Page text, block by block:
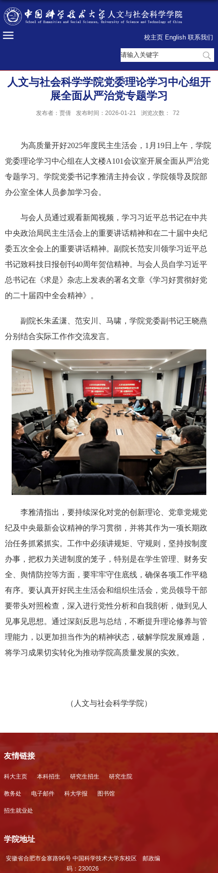
校主页 English 联系我们
人文与社会科学学院党委理论学习中心组开
展全面从严治党专题学习
发布者：贾倩 发布时间：2026-01-21 浏览次数： 72
为高质量开好2025年度民主生活会，1月19日上午，学院
党委理论学习中心组在人文楼A101会议室开展全面从严治党
专题学习。学院党委书记李雅清主持会议，学院领导及院部
办公室全体人员参加学习会。
与会人员通过观看新闻视频，学习习近平总书记在中共
中央政治局民主生活会上的重要讲话精神和在二十届中央纪
委五次全会上的重要讲话精神。副院长范安川领学习近平总
书记致科技日报创刊40周年贺信精神。与会人员自学习近平
总书记在《求是》杂志上发表的署名文章《学习好贯彻好党
的二十届四中全会精神》。
副院长朱孟潇、范安川、马啸，学院党委副书记王晓燕
分别结合实际工作作交流发言。
李雅清指出，要持续深化对党的创新理论、党章党规党
纪及中央最新会议精神的学习贯彻，并将其作为一项长期政
治任务抓紧抓实。工作中必须讲规矩、守规则，坚持按制度
办事，把权力关进制度的笼子，特别是在学生管理、财务安
全、舆情防控等方面，要牢牢守住底线，确保各项工作平稳
有序。要认真开好民主生活会和组织生活会，党员领导干部
要带头对照检查，深入进行党性分析和自我剖析，做到见人
见事见思想。通过深刻反思与总结，不断提升理论修养与管
理能力，以更加担当作为的精神状态，破解学院发展难题，
将学习成果切实转化为推动学院高质量发展的实效。
（人文与社会科学学院）
友情链接
科大主页 本科招生 研究生招生 研究生院
教务处 电子邮件 科大学报 图书馆
招生就业处
学院地址
安徽省合肥市金寨路96号 中国科学技术大学东校区 邮政编
码：230026